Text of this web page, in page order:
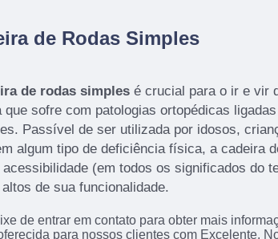
de Rodas Simples
de rodas simples é crucial para o ir e vir
que sofre com patologias ortopédicas
Passível de ser utilizada por idosos,
algum tipo de deficiência física, a cadeira
acessibilidade (em todos os significados do
de sua funcionalidade.
de entrar em contato para obter mais
para nossos clientes com Excelente.